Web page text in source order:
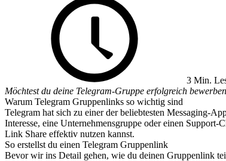
3 Min.
Möchtest du deine Telegram-Gruppe erfolgreich
Warum Telegram Gruppenlinks so wichtig sind
Telegram hat sich zu einer der beliebtesten Messaging-
Interesse, eine Unternehmensgruppe oder einen
Link Share effektiv nutzen kannst.
So erstellst du einen Telegram Gruppenlink
Bevor wir ins Detail gehen, wie du deinen Gruppenlink